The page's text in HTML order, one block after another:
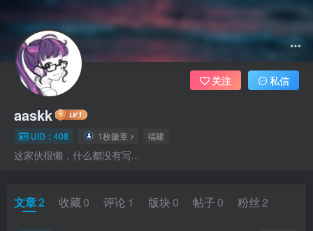
aaskk
UID：408 1枚徽章 福建
这家伙很懒，什么都没有写...
关注 私信
文章2 收藏 0 评论 1 版块 0 帖子 0 粉丝 2